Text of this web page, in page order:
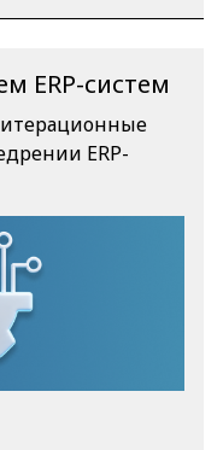
ERP-систем
итерационные
ERP-